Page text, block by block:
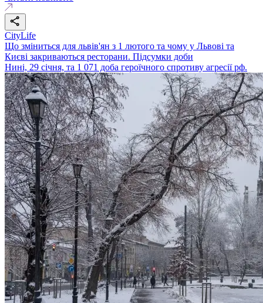
CityLife
Що зміниться для львів'ян з 1 лютого та чому у Львові та
Києві закриваються ресторани. Підсумки доби
Нині, 29 січня, та 1 071 доба героїчного спротиву агресії рф.